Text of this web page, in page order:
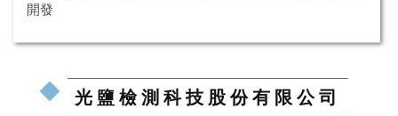
開發
光鹽檢測科技股份有限公司